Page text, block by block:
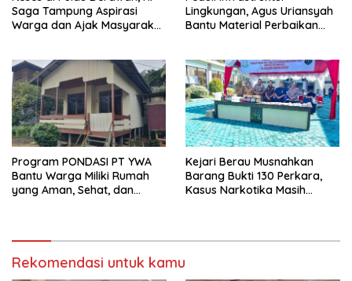
Saga Tampung Aspirasi
Warga dan Ajak Masyarakat
Lingkungan, Agus Uriansyah
Bantu Material Perbaikan
Program PONDASI PT YWA
Bantu Warga Miliki Rumah
yang Aman, Sehat, dan
Kejari Berau Musnahkan
Barang Bukti 130 Perkara,
Kasus Narkotika Masih
Rekomendasi untuk kamu